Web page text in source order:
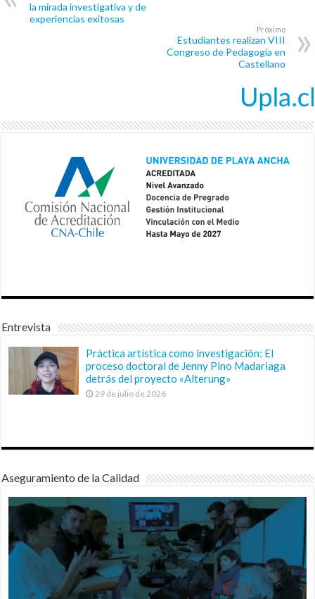
la mirada investigativa y de
experiencias exitosas
Próximo
Estudiantes realizan VIII
Congreso de Pedagogía en
Castellano
Entrevista
Práctica artística como investigación: El
proceso doctoral de Jenny Pino Madariaga
detrás del proyecto «Alterung»
29 de julio de 2026
Aseguramiento de la Calidad